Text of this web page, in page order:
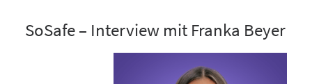
SoSafe – Interview mit Franka Beyer